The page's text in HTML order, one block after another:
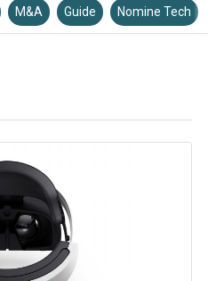
M&A Guide Nomine Tech